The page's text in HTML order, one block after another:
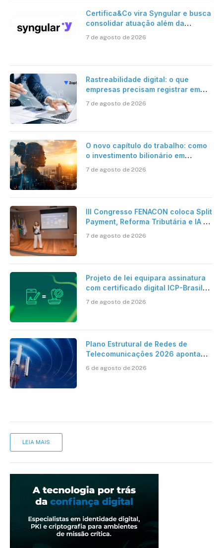
Certifica&Co vira Syngular e busca
consolidar atuação além da
7 de agosto de 2026
Rastreabilidade digital: o que
empresas precisam registrar em
7 de agosto de 2026
O novo capítulo do trabalho: como
o investimento bilionário em
verdadeira era da inteligência
7 de agosto de 2026
III Congresso FENACON coloca Split
Payment, Reforma Tributária e IA no
7 de agosto de 2026
Projeto de lei equipara assinatura
com certificado digital ICP-Brasil
cartório
7 de agosto de 2026
Plano Estrutural de Redes de
Telecomunicações 2026 aponta
mantém desafio
6 de agosto de 2026
LEIA MAIS